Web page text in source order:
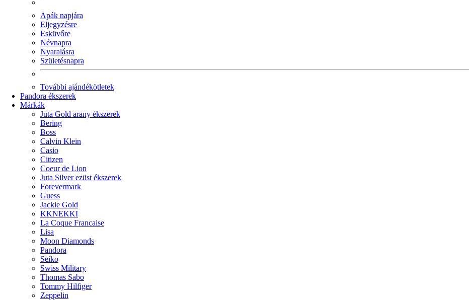
Apák napjára
Eljegyzésre
Esküvőre
Névnapra
Nyaralásra
Születésnapra
További ajándékötletek
Pandora ékszerek
Márkák
Juta Gold arany ékszerek
Bering
Boss
Calvin Klein
Casio
Citizen
Coeur de Lion
Juta Silver ezüst ékszerek
Forevermark
Guess
Jackie Gold
KKNEKKI
La Coque Francaise
Lisa
Moon Diamonds
Pandora
Seiko
Swiss Military
Thomas Sabo
Tommy Hilfiger
Zeppelin